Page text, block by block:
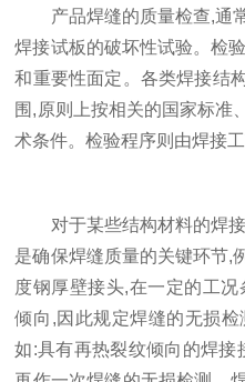
产品焊缝的质量检查,通常
焊接试板的破坏性试验。检
和重要性面定。各类焊接结
围,原则上按相关的国家标准
术条件。检验程序则由焊接
对于某些结构材料的焊接
是确保焊缝质量的关键环节,
度钢厚壁接头,在一定的工
倾向,因此规定焊缝的无损
如:具有再热裂纹倾向的焊接